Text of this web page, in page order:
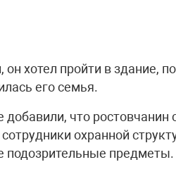
хотел пройти в здание,
его семья.
что ростовчанин
охранной
подозрительные предметы.